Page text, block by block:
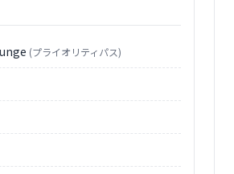
(プライオリティパス)